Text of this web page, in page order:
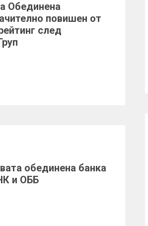
Обединена
повишен от
след
обединена банка
и ОББ